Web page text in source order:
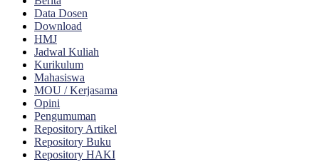
Data Dosen
Download
HMJ
Jadwal Kuliah
Kurikulum
Mahasiswa
MOU / Kerjasama
Opini
Pengumuman
Repository Artikel
Repository Buku
Repository HAKI